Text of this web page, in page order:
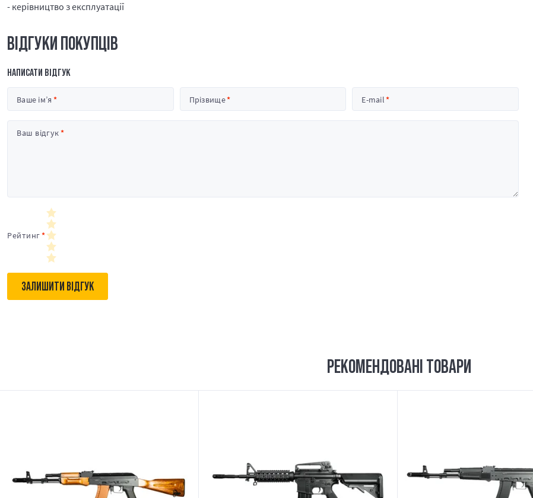
- керівництво з експлуатації
ВІДГУКИ ПОКУПЦІВ
НАПИСАТИ ВІДГУК
Ваше ім’я Прізвище E-mail
Ваш відгук
Рейтинг
ЗАЛИШИТИ ВІДГУК
РЕКОМЕНДОВАНІ ТОВАРИ